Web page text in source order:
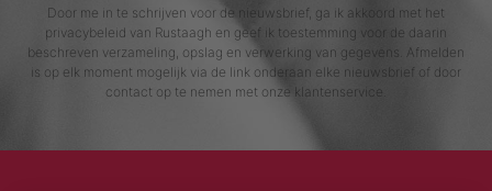
Door me in te schrijven voor de nieuwsbrief, ga ik akkoord met het
privacybeleid van Rustaagh en geef ik toestemming voor de daarin
beschreven verzameling, opslag en verwerking van gegevens. Afmelden
is op elk moment mogelijk via de link onderaan elke nieuwsbrief of door
contact op te nemen met onze klantenservice.